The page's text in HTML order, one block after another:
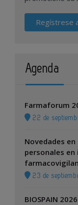
Regístrese
Agenda
Farmaforum
22 de
Novedades
personales
23 de
BIOSPAIN 2026